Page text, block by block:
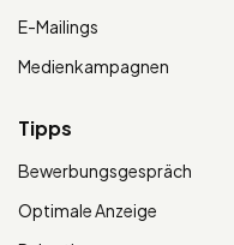
E-Mailings
Medienkampagnen
Tipps
Bewerbungsgespräch
Optimale Anzeige